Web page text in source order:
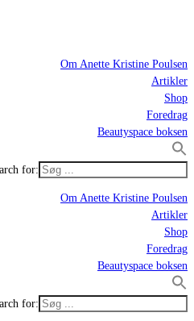
Om Anette Kristine Poulsen
Artikler
Shop
Foredrag
Beautyspace boksen
for:
Om Anette Kristine Poulsen
Artikler
Shop
Foredrag
Beautyspace boksen
for: